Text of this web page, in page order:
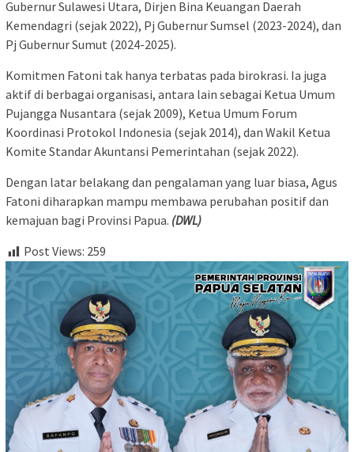
Gubernur Sulawesi Utara, Dirjen Bina Keuangan Daerah
Kemendagri (sejak 2022), Pj Gubernur Sumsel (2023-2024), dan
Pj Gubernur Sumut (2024-2025).
Komitmen Fatoni tak hanya terbatas pada birokrasi. Ia juga
aktif di berbagai organisasi, antara lain sebagai Ketua Umum
Pujangga Nusantara (sejak 2009), Ketua Umum Forum
Koordinasi Protokol Indonesia (sejak 2014), dan Wakil Ketua
Komite Standar Akuntansi Pemerintahan (sejak 2022).
Dengan latar belakang dan pengalaman yang luar biasa, Agus
Fatoni diharapkan mampu membawa perubahan positif dan
kemajuan bagi Provinsi Papua. (DWL)
Post Views: 259